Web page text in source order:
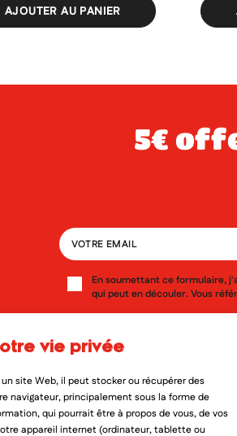
AJOUTER AU PANIER
5€ offerts dès 49€ d’achat sur votre
En soumettant ce formulaire,
qui peut en découler. Vous
Oui, je veux découvrir les
vie privée
site Web, il peut stocker ou récupérer des
navigateur, principalement sous la forme de
qui pourrait être à propos de vous, de vos
appareil internet (ordinateur, tablette ou